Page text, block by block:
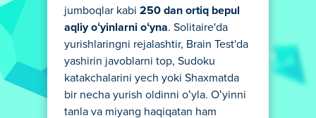
jumboqlar kabi 250 dan ortiq bepul
aqliy oʻyinlarni oʻyna. Solitaire'da
yurishlaringni rejalashtir, Brain Test'da
yashirin javoblarni top, Sudoku
katakchalarini yech yoki Shaxmatda
bir necha yurish oldinni oʻyla. Oʻyinni
tanla va miyang haqiqatan ham